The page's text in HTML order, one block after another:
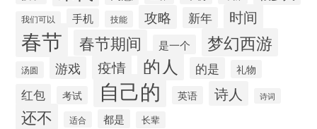
我们可以 手机 技能 攻略 新年 时间
春节 春节期间 是一个 梦幻西游
汤圆 游戏 疫情 的人 的是 礼物
红包 考试 自己的 英语 诗人 诗词
还不 适合 都是 长辈